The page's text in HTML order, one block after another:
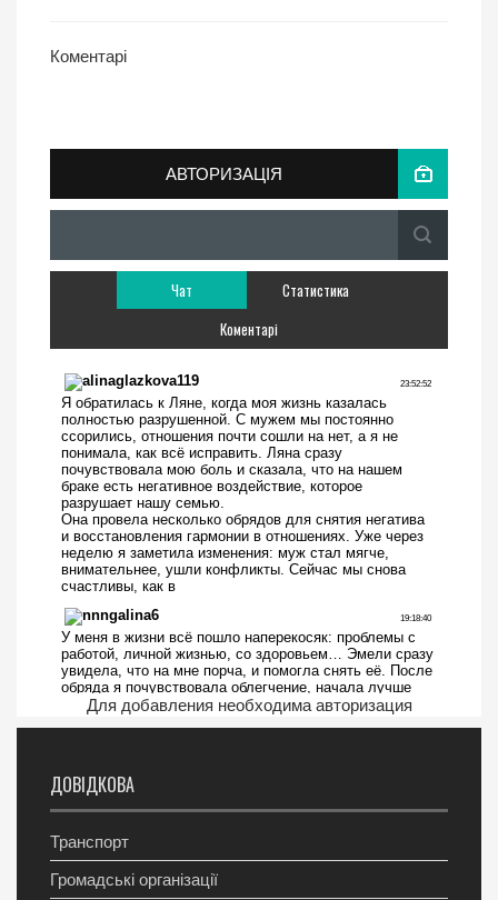
Коментарі
АВТОРИЗАЦІЯ
Чат
Статистика
Коментарі
Для добавления необходима авторизация
ДОВІДКОВА
Транспорт
Громадські організації